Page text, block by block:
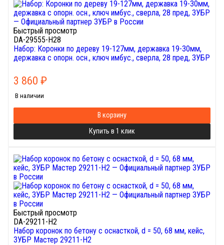
Быстрый просмотр
DA-29555-H28
Набор: Коронки по дереву 19-127мм, державка 19-30мм,
державка с опорн. осн., ключ имбус., сверла, 28 пред, ЗУБР
3 860 ₽
В наличии
В корзину
Купить в 1 клик
Быстрый просмотр
DA-29211-H2
Набор коронок по бетону с оснасткой, d = 50, 68 мм, кейс,
ЗУБР Мастер 29211-H2